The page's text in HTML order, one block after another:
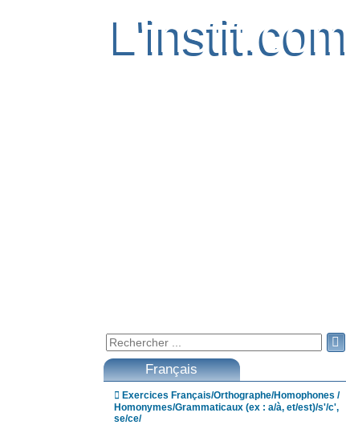
L'instit.com
L'instit.com

Français
 Exercices Français/Orthographe/Homophones /
Homonymes/Grammaticaux (ex : a/à, et/est)/s'/c',
se/ce/